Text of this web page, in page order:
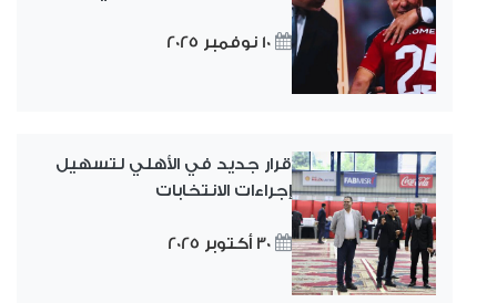
10 نوفمبر 2025
قرار جديد في الأهلي لتسهيل
إجراءات الانتخابات
30 أكتوبر 2025